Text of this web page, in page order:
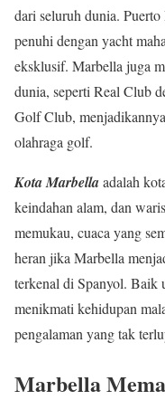
dari seluruh dunia.
penuhi dengan yacht
eksklusif. Marbella juga
dunia, seperti Real Club
Golf Club,
olahraga golf.
Kota Marbellaadalah
keindahan alam, dan
memukau, cuaca yang
heran jika Marbella
terkenal di Spanyol. Baik
menikmati kehidupan
pengalaman yang tak
Marbella